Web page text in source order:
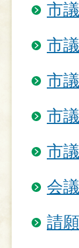
市
市
市
市
市
会
請